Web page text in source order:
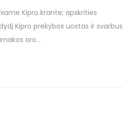
Kipro krante; apskrities
Kipro prekybos uostas ir svarbus
oro…